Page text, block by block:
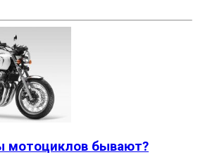
мотоциклов бывают?